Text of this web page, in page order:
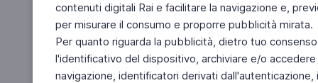
contenuti digitali Rai e facilitare la navigazione e,
per misurare il consumo e proporre pubblicità mirata.
Per quanto riguarda la pubblicità, dietro tuo
l'identificativo del dispositivo, archiviare e/o
navigazione, identificatori derivati